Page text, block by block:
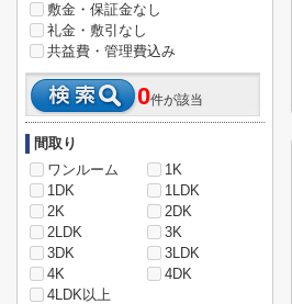
敷金・保証金なし
礼金・敷引なし
共益費・管理費込み
0件が該当
間取り
ワンルーム
1K
1DK
1LDK
2K
2DK
2LDK
3K
3DK
3LDK
4K
4DK
4LDK以上